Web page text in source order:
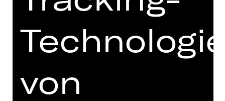
Vorstellung
Opernhaus
Abo BR, Abo BR1, Abo BR2
Termine und Besetzung
von